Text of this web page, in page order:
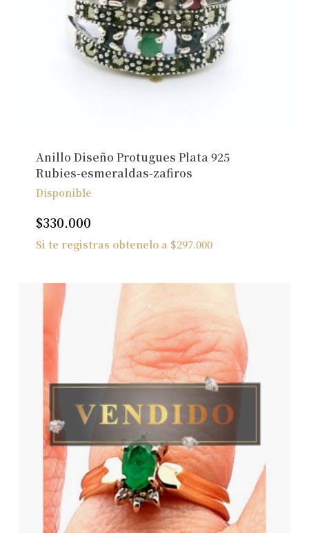
Anillo Diseño Protugues Plata 925
Rubies-esmeraldas-zafiros
Disponible
$330.000
Si te registras obtenelo a $297.000